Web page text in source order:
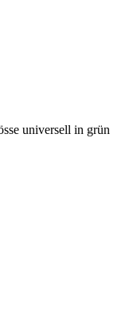
universell in grün